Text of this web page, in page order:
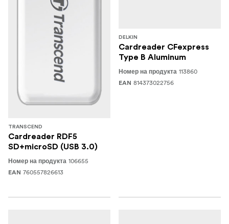
TRANSCEND
Cardreader RDF5
SD+microSD (USB 3.0)
Номер на продукта 106655
EAN 760557826613
DELKIN
Cardreader CFexpress
Type B Aluminum
Номер на продукта 113860
EAN 814373022756